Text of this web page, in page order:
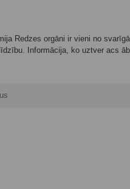
Redzes orgāni ir vieni no
Informācija, ko uztver acs